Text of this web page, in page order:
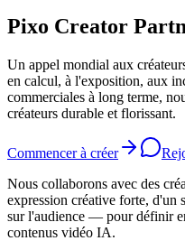
Pixo Creator
Un appel mondial aux
en calcul, à l'exposition, aux
commerciales à long terme,
créateurs durable et florissant.
Commencer à créer
Nous collaborons avec des
expression créative forte, d'un
sur l'audience — pour définir
contenus vidéo IA.